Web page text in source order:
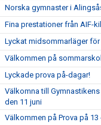
Norska gymnaster i
Fina prestationer från AIF-
Lyckat midsommarläger för
Välkommen på
Lyckade prova på-dagar!
Välkomna till
den 11 juni
Välkommen på Prova på 13